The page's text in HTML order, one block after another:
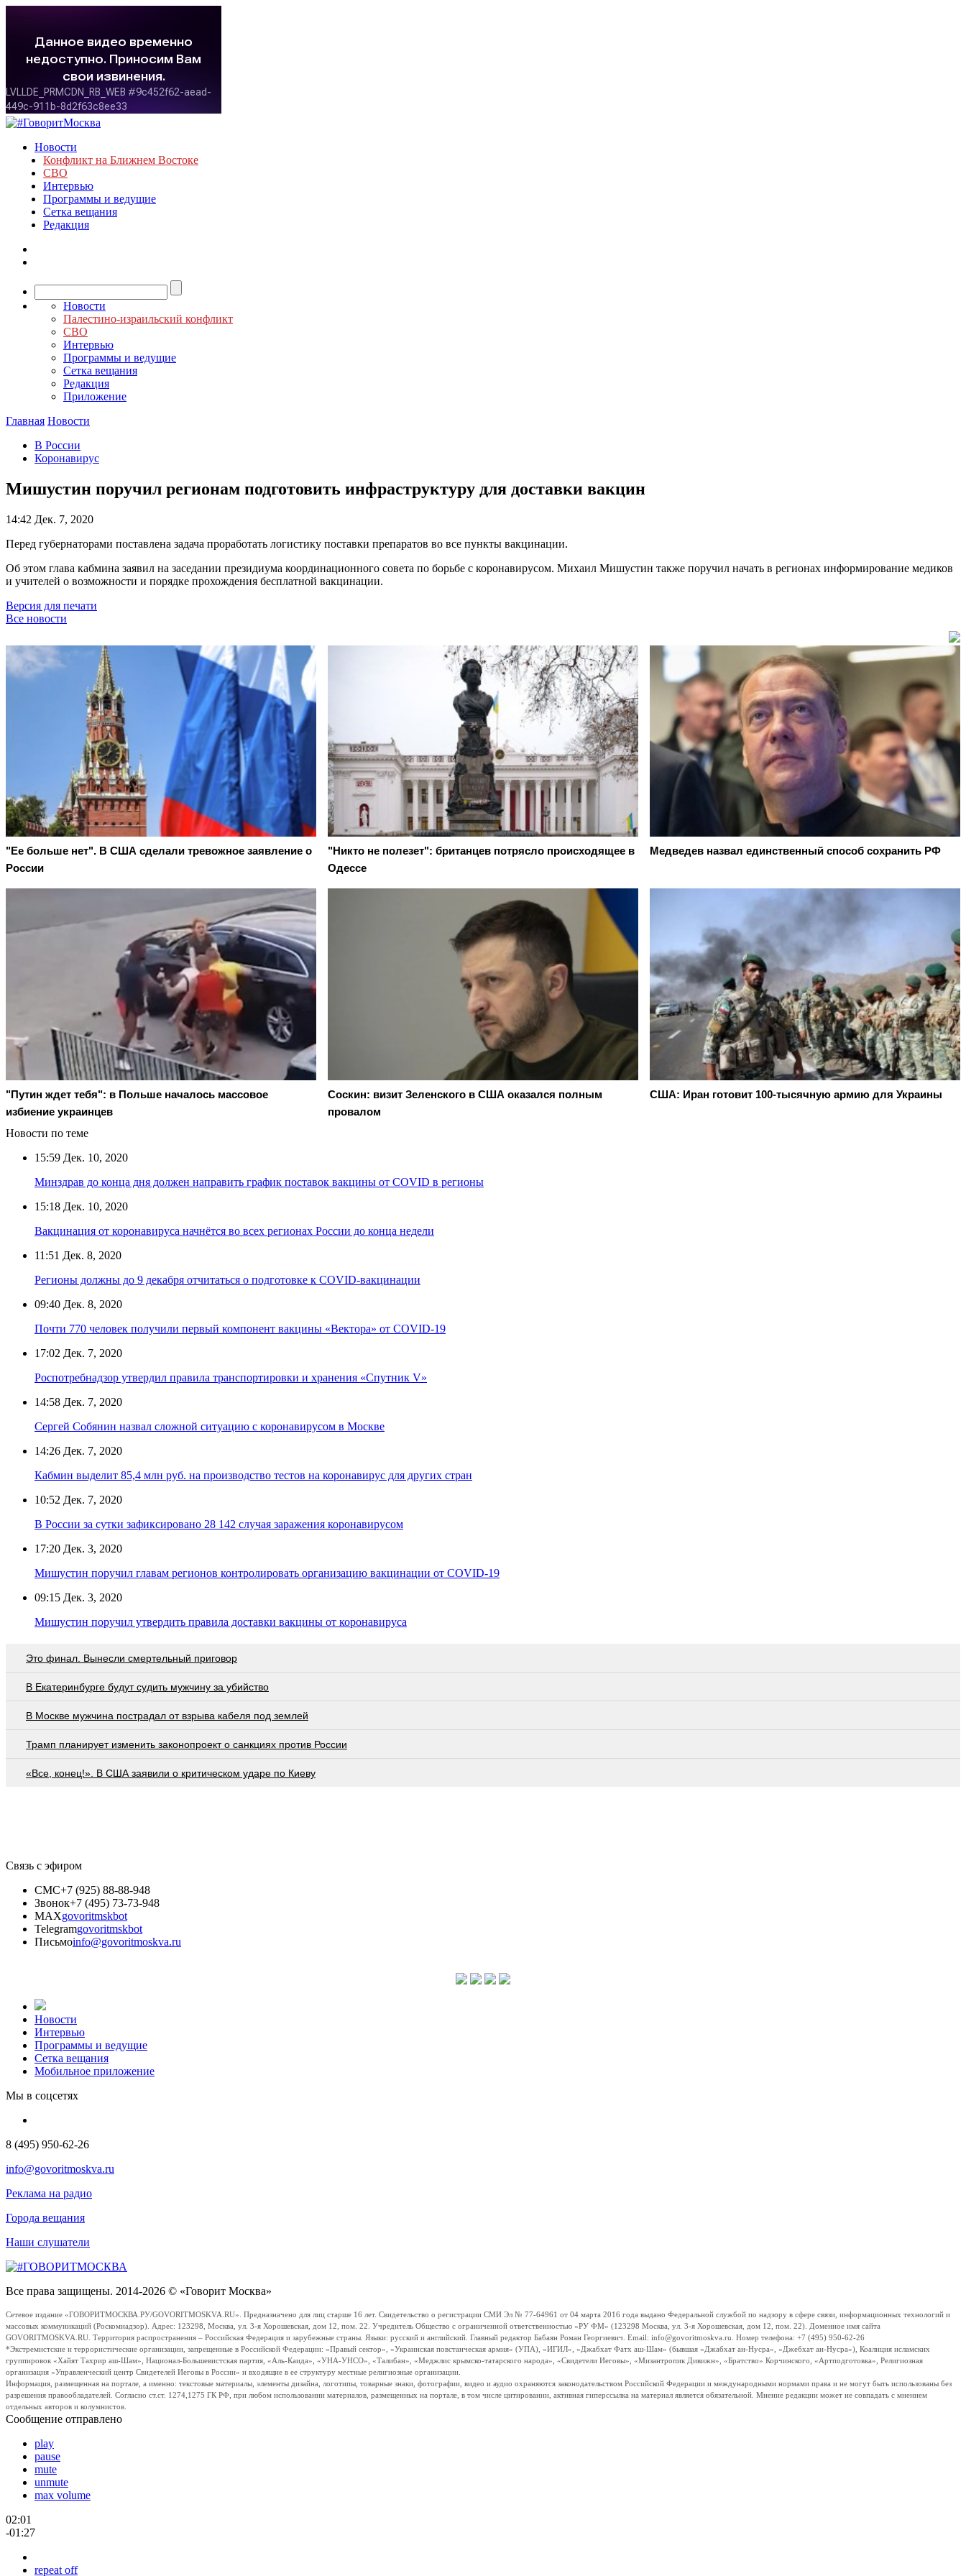
Новости
Конфликт на Ближнем Востоке
СВО
Интервью
Программы и ведущие
Сетка вещания
Редакция
Новости
Палестино-израильский конфликт
СВО
Интервью
Программы и ведущие
Сетка вещания
Редакция
Приложение
Главная Новости
В России
Коронавирус
Мишустин поручил регионам подготовить инфраструктуру для доставки вакцин
14:42 Дек. 7, 2020
Перед губернаторами поставлена задача проработать логистику поставки препаратов во все пункты вакцинации.
Об этом глава кабмина заявил на заседании президиума координационного совета по борьбе с коронавирусом. Михаил Мишустин также поручил начать в регионах информирование медиков
и учителей о возможности и порядке прохождения бесплатной вакцинации.
Версия для печати
Все новости
"Ее больше нет". В США сделали тревожное заявление о
России
"Никто не полезет": британцев потрясло происходящее в
Одессе
Медведев назвал единственный способ сохранить РФ
"Путин ждет тебя": в Польше началось массовое
избиение украинцев
Соскин: визит Зеленского в США оказался полным
провалом
США: Иран готовит 100-тысячную армию для Украины
Новости по теме
15:59 Дек. 10, 2020
Минздрав до конца дня должен направить график поставок вакцины от COVID в регионы
15:18 Дек. 10, 2020
Вакцинация от коронавируса начнётся во всех регионах России до конца недели
11:51 Дек. 8, 2020
Регионы должны до 9 декабря отчитаться о подготовке к COVID-вакцинации
09:40 Дек. 8, 2020
Почти 770 человек получили первый компонент вакцины «Вектора» от COVID-19
17:02 Дек. 7, 2020
Роспотребнадзор утвердил правила транспортировки и хранения «Спутник V»
14:58 Дек. 7, 2020
Сергей Собянин назвал сложной ситуацию с коронавирусом в Москве
14:26 Дек. 7, 2020
Кабмин выделит 85,4 млн руб. на производство тестов на коронавирус для других стран
10:52 Дек. 7, 2020
В России за сутки зафиксировано 28 142 случая заражения коронавирусом
17:20 Дек. 3, 2020
Мишустин поручил главам регионов контролировать организацию вакцинации от COVID-19
09:15 Дек. 3, 2020
Мишустин поручил утвердить правила доставки вакцины от коронавируса
Это финал. Вынесли смертельный приговор
В Екатеринбурге будут судить мужчину за убийство
В Москве мужчина пострадал от взрыва кабеля под землей
Трамп планирует изменить законопроект о санкциях против России
«Все, конец!». В США заявили о критическом ударе по Киеву
Связь с эфиром
СМС+7 (925) 88-88-948
Звонок+7 (495) 73-73-948
MAXgovoritmskbot
Telegramgovoritmskbot
Письмоinfo@govoritmoskva.ru
Новости
Интервью
Программы и ведущие
Сетка вещания
Мобильное приложение
Мы в соцсетях
8 (495) 950-62-26
info@govoritmoskva.ru
Реклама на радио
Города вещания
Наши слушатели
Все права защищены. 2014-2026 © «Говорит Москва»
Сетевое издание «ГОВОРИТМОСКВА.РУ/GOVORITMOSKVA.RU». Предназначено для лиц старше 16 лет. Свидетельство о регистрации СМИ Эл № 77-64961 от 04 марта 2016 года выдано Федеральной службой по надзору в сфере связи, информационных технологий и
массовых коммуникаций (Роскомнадзор). Адрес: 123298, Москва, ул. 3-я Хорошевская, дом 12, пом. 22. Учредитель Общество с ограниченной ответственностью «РУ ФМ» (123298 Москва, ул. 3-я Хорошевская, дом 12, пом. 22). Доменное имя сайта
GOVORITMOSKVA.RU. Территория распространения – Российская Федерация и зарубежные страны. Языки: русский и английский. Главный редактор Бабаян Роман Георгиевич. Email: info@govoritmoskva.ru. Номер телефона: +7 (495) 950-62-26
*Экстремистские и террористические организации, запрещенные в Российской Федерации: «Правый сектор», «Украинская повстанческая армия» (УПА), «ИГИЛ», «Джабхат Фатх аш-Шам» (бывшая «Джабхат ан-Нусра», «Джебхат ан-Нусра»), Коалиция исламских
группировок «Хайят Тахрир аш-Шам», Национал-Большевистская партия, «Аль-Каида», «УНА-УНСО», «Талибан», «Меджлис крымско-татарского народа», «Свидетели Иеговы», «Мизантропик Дивижн», «Братство» Корчинского, «Артподготовка», Религиозная
организация «Управленческий центр Свидетелей Иеговы в России» и входящие в ее структуру местные религиозные организации.
Информация, размещенная на портале, а именно: текстовые материалы, элементы дизайна, логотипы, товарные знаки, фотографии, видео и аудио охраняются законодательством Российской Федерации и международными нормами права и не могут быть использованы без
разрешения правообладателей. Согласно ст.ст. 1274,1275 ГК РФ, при любом использовании материалов, размещенных на портале, в том числе цитировании, активная гиперссылка на материал является обязательной. Мнение редакции может не совпадать с мнением
отдельных авторов и колумнистов.
Сообщение отправлено
play
pause
mute
unmute
max volume
02:01
-01:27
repeat off